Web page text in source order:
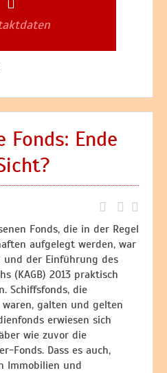
Fonds: Ende
Fonds, die in der Regel
aufgelegt werden, war
und der Einführung des
(KAGB) 2013 praktisch
Schiffsfonds, die
galten und gelten
erwiesen sich
wie zuvor die
Fonds. Dass es auch,
Immobilien und